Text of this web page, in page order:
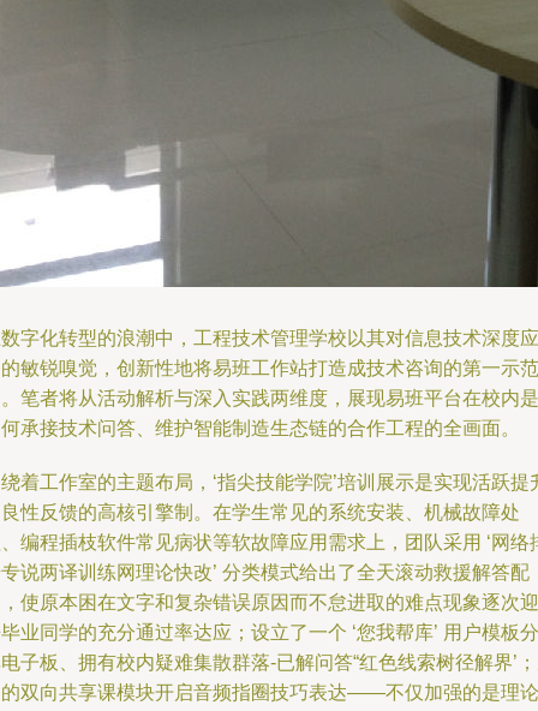
字化转型的浪潮中，工程技术管理学校以其对信息技术深度应
敏锐嗅觉，创新性地将易班工作站打造成技术咨询的第一示范
笔者将从活动解析与深入实践两维度，展现易班平台在校内是
承接技术问答、维护智能制造生态链的合作工程的全画面。
着工作室的主题布局，‘指尖技能学院’培训展示是实现活跃提
性反馈的高核引擎制。在学生常见的系统安装、机械故障处
编程插枝软件常见病状等软故障应用需求上，团队采用 ‘网络
说两译训练网理论快改’ 分类模式给出了全天滚动救援解答配
使原本困在文字和复杂错误原因而不怠进取的难点现象逐次迎
业同学的充分通过率达应；设立了一个 ‘您我帮库’ 用户模板分
子板、拥有校内疑难集散群落-已解问答“红色线索树径解界’
双向共享课模块开启音频指圈技巧表达——不仅加强的是理论